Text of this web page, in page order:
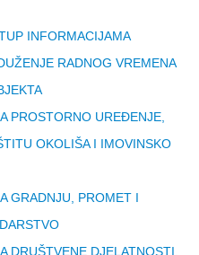
INFORMACIJAMA
RADNOG VREMENA
PROSTORNO UREĐENJE,
OKOLIŠA I IMOVINSKO
GRADNJU, PROMET I
DRUŠTVENE DJELATNOSTI,